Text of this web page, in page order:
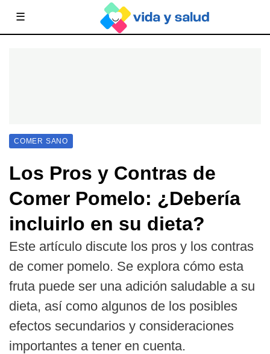
☰
COMER SANO
Los Pros y Contras de
Comer Pomelo: ¿Debería
incluirlo en su dieta?
Este artículo discute los pros y los contras
de comer pomelo. Se explora cómo esta
fruta puede ser una adición saludable a su
dieta, así como algunos de los posibles
efectos secundarios y consideraciones
importantes a tener en cuenta.